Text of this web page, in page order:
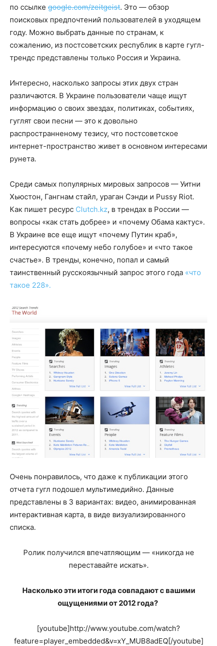
по ссылке google.com/zeitgeist. Это — обзор
поисковых предпочтений пользователей в уходящем
году. Можно выбрать данные по странам, к
сожалению, из постсоветских республик в карте гугл-
трендс представлены только Россия и Украина.
Интересно, насколько запросы этих двух стран
различаются. В Украине пользователи чаще ищут
информацию о своих звездах, политиках, событиях,
гуглят свои песни — это к довольно
распространненому тезису, что постсоветское
интернет-пространство живет в основном интересами
рунета.
Среди самых популярных мировых запросов — Уитни
Хьюстон, Гангнам стайл, ураган Сэнди и Pussy Riot.
Как пишет ресурс Clutch.kz, в трендах в России —
вопросы «как стать добрее» и «почему Обама кактус».
В Украине все еще ищут «почему Путин краб»,
интересуются «почему небо голубое» и «что такое
счастье». В тренды, конечно, попал и самый
таинственный русскоязычный запрос этого года «что
такое 228».
Очень понравилось, что даже к публикации этого
отчета гугл подошел мультимедийно. Данные
представлены в 3 вариантах: видео, анимированная
интерактивная карта, в виде визуализированного
списка.
Ролик получился впечатляющим — «никогда не
переставайте искать».
Насколько эти итоги года совпадают с вашими
ощущениями от 2012 года?
[youtube]http://www.youtube.com/watch?
feature=player_embedded&v=xY_MUB8adEQ[/youtube]